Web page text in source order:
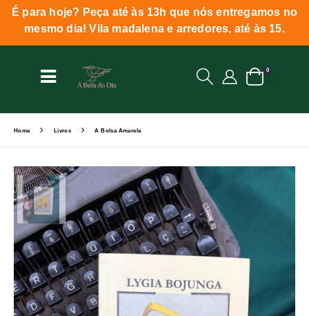
É para hoje? Peça até às 13h que nós entregamos no
mesmo dia! Vila madalena e arredores, até às 15.
0
Home Livros A Bolsa Amarela